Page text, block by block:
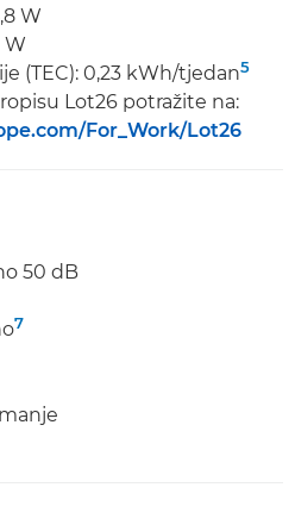
W
W
(TEC): 0,23 kWh/tjedan5
Lot26 potražite na:
For_Work/Lot26
50 dB
7